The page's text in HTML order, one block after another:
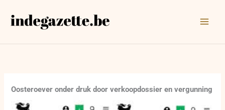
naar
Oosteroever onder druk door verkoopdossier en vergunning